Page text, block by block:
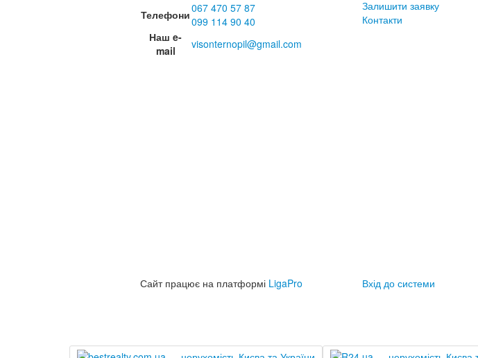
Телефони067 470 57 87
099 114 90 40
Наш e-
mail
visonternopil@gmail.com
Залишити заявку
Контакти
Сайт працює на платформі LigaPro Вхід до системи